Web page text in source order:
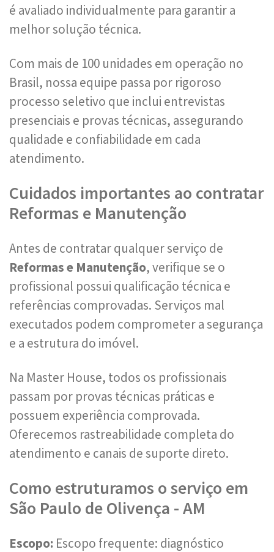
é avaliado individualmente para garantir a
melhor solução técnica.
Com mais de 100 unidades em operação no
Brasil, nossa equipe passa por rigoroso
processo seletivo que inclui entrevistas
presenciais e provas técnicas, assegurando
qualidade e confiabilidade em cada
atendimento.
Cuidados importantes ao contratar
Reformas e Manutenção
Antes de contratar qualquer serviço de
Reformas e Manutenção, verifique se o
profissional possui qualificação técnica e
referências comprovadas. Serviços mal
executados podem comprometer a segurança
e a estrutura do imóvel.
Na Master House, todos os profissionais
passam por provas técnicas práticas e
possuem experiência comprovada.
Oferecemos rastreabilidade completa do
atendimento e canais de suporte direto.
Como estruturamos o serviço em
São Paulo de Olivença - AM
Escopo: Escopo frequente: diagnóstico